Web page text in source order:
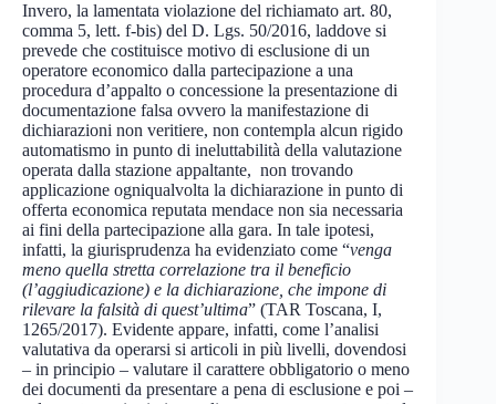
Invero, la lamentata violazione del richiamato art. 80,
comma 5, lett. f-bis) del D. Lgs. 50/2016, laddove si
prevede che costituisce motivo di esclusione di un
operatore economico dalla partecipazione a una
procedura d’appalto o concessione la presentazione di
documentazione falsa ovvero la manifestazione di
dichiarazioni non veritiere, non contempla alcun rigido
automatismo in punto di ineluttabilità della valutazione
operata dalla stazione appaltante, non trovando
applicazione ogniqualvolta la dichiarazione in punto di
offerta economica reputata mendace non sia necessaria
ai fini della partecipazione alla gara. In tale ipotesi,
infatti, la giurisprudenza ha evidenziato come “venga
meno quella stretta correlazione tra il beneficio
(l’aggiudicazione) e la dichiarazione, che impone di
rilevare la falsità di quest’ultima” (TAR Toscana, I,
1265/2017). Evidente appare, infatti, come l’analisi
valutativa da operarsi si articoli in più livelli, dovendosi
– in principio – valutare il carattere obbligatorio o meno
dei documenti da presentare a pena di esclusione e poi –